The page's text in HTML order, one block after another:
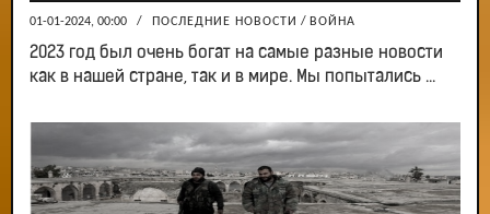
01-01-2024, 00:00 / ПОСЛЕДНИЕ НОВОСТИ / ВОЙНА
2023 год был очень богат на самые разные новости
как в нашей стране, так и в мире. Мы попытались ...